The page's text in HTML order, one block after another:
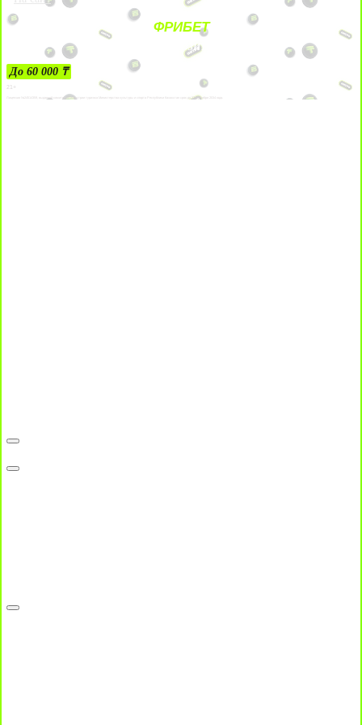
ФРИБЕТ
ЗА ДЕПОЗИТЫ
До 60 000 ₸
21+
Лицензии №24514359, выданной комитетом индустрии туризма Министерства культуры и спорта Республики Казахстан срок до 27 сентября 2034 года.